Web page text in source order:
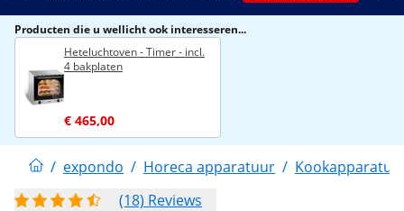
Producten die u wellicht ook interesseren...
Heteluchtoven - Timer - incl.
4 bakplaten
€ 465,00
/ expondo / Horeca apparatuur /
(18) Reviews